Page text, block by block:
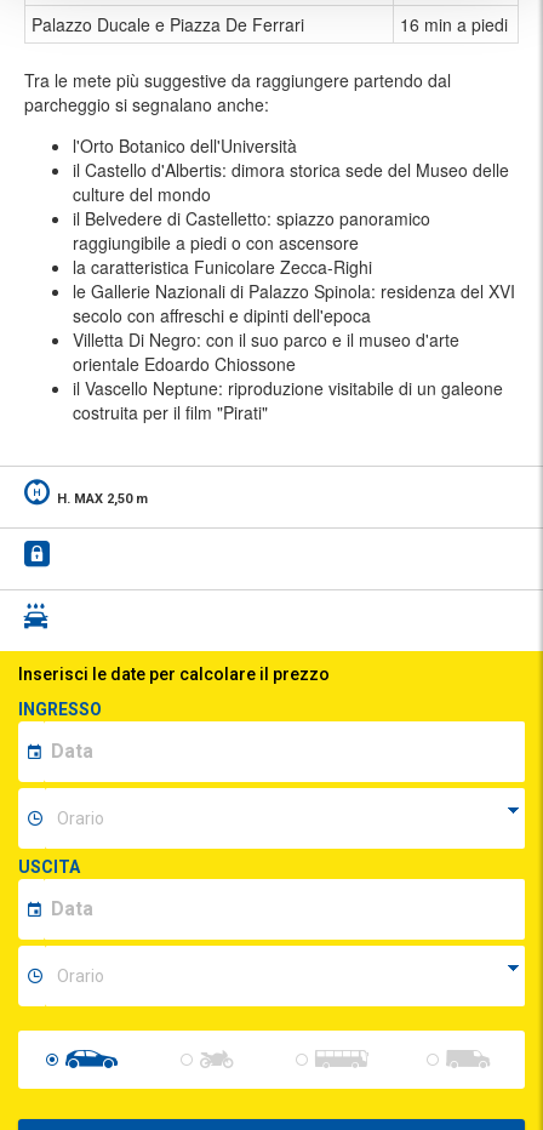
Palazzo Ducale e Piazza De Ferrari
16 min a piedi
Tra le mete più suggestive da raggiungere partendo dal
parcheggio si segnalano anche:
l'Orto Botanico dell'Università
il Castello d'Albertis: dimora storica sede del Museo delle
culture del mondo
il Belvedere di Castelletto: spiazzo panoramico
raggiungibile a piedi o con ascensore
la caratteristica Funicolare Zecca-Righi
le Gallerie Nazionali di Palazzo Spinola: residenza del XVI
secolo con affreschi e dipinti dell'epoca
Villetta Di Negro: con il suo parco e il museo d'arte
orientale Edoardo Chiossone
il Vascello Neptune: riproduzione visitabile di un galeone
costruita per il film "Pirati"
H. MAX 2,50 m
Inserisci le date per calcolare il prezzo
INGRESSO
USCITA